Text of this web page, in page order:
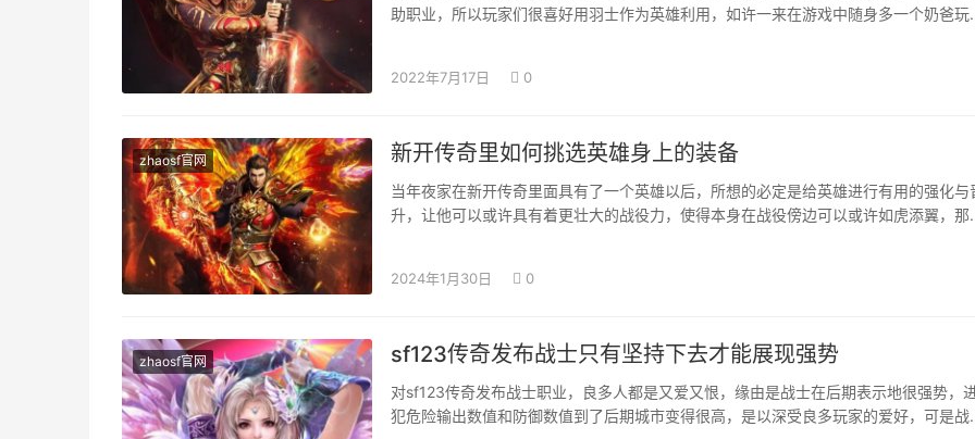
助职业，所以玩家们很喜好用羽士作为英雄利用，如许一来在游戏中随身多一个奶爸玩
2022年7月17日 0
zhaosf官网 新开传奇里如何挑选英雄身上的装备
当年夜家在新开传奇里面具有了一个英雄以后，所想的必定是给英雄进行有用的强化与
升，让他可以或许具有着更壮大的战役力，使得本身在战役傍边可以或许如虎添翼，那
2024年1月30日 0
zhaosf官网 sf123传奇发布战士只有坚持下去才能展现强势
对sf123传奇发布战士职业，良多人都是又爱又恨，缘由是战士在后期表示地很强势，
犯危险输出数值和防御数值到了后期城市变得很高，是以深受良多玩家的爱好，可是战